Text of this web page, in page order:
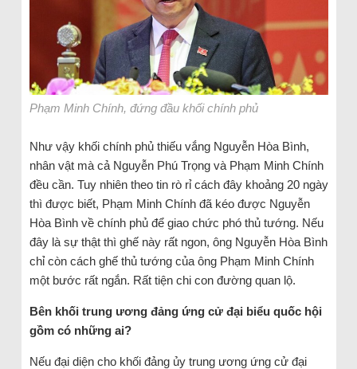
Phạm Minh Chính, đứng đầu khối chính phủ
Như vậy khối chính phủ thiếu vắng Nguyễn Hòa Bình,
nhân vật mà cả Nguyễn Phú Trọng và Phạm Minh Chính
đều cần. Tuy nhiên theo tin rò rỉ cách đây khoảng 20 ngày
thì được biết, Phạm Minh Chính đã kéo được Nguyễn
Hòa Bình về chính phủ để giao chức phó thủ tướng. Nếu
đây là sự thật thì ghế này rất ngon, ông Nguyễn Hòa Bình
chỉ còn cách ghế thủ tướng của ông Phạm Minh Chính
một bước rất ngắn. Rất tiện chi con đường quan lộ.
Bên khối trung ương đảng ứng cử đại biểu quốc hội
gồm có những ai?
Nếu đại diện cho khối đảng ủy trung ương ứng cử đại